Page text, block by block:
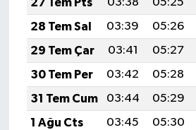
27 Tem Pts
03:38 05:25
28 Tem Sal
03:39 05:26
29 Tem Çar
03:41 05:27
30 Tem Per
03:42 05:28
31 Tem Cum
03:44 05:29
1 Ağu Cts
03:45 05:30